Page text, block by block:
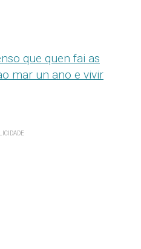
que quen fai as
mar un ano e vivir